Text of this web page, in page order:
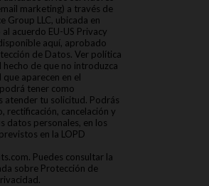
marketing) a través de
Group LLC, ubicada en
acuerdo EU-US Privacy
aquí, aprobado
de Datos. Ver política
de que no introduzca
aparecen en el
tener como
atender tu solicitud. Podrás
rectificación, cancelación y
datos personales, en los
en la LOPD
Puedes consultar la
sobre Protección de